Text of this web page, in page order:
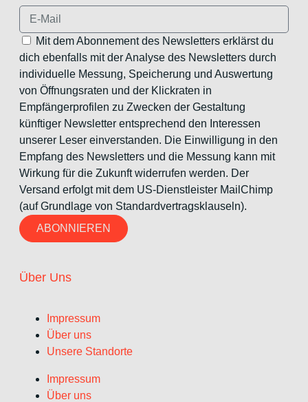
Mit dem Abonnement des Newsletters erklärst du
dich ebenfalls mit der Analyse des Newsletters durch
individuelle Messung, Speicherung und Auswertung
von Öffnungsraten und der Klickraten in
Empfängerprofilen zu Zwecken der Gestaltung
künftiger Newsletter entsprechend den Interessen
unserer Leser einverstanden. Die Einwilligung in den
Empfang des Newsletters und die Messung kann mit
Wirkung für die Zukunft widerrufen werden. Der
Versand erfolgt mit dem US-Dienstleister MailChimp
(auf Grundlage von Standardvertragsklauseln).
ABONNIEREN
Über Uns
Impressum
Über uns
Unsere Standorte
Impressum
Über uns